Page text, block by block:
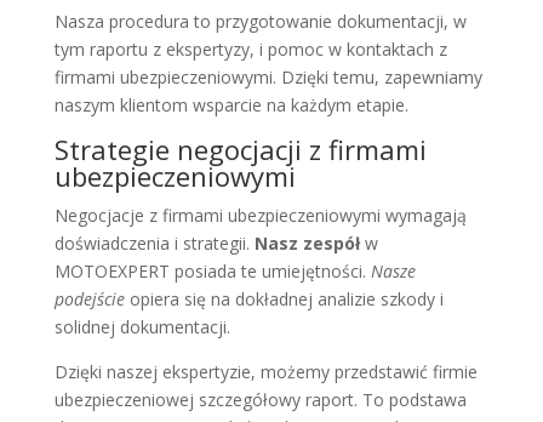
Nasza procedura to przygotowanie dokumentacji, w
tym raportu z ekspertyzy, i pomoc w kontaktach z
firmami ubezpieczeniowymi. Dzięki temu, zapewniamy
naszym klientom wsparcie na każdym etapie.
Strategie negocjacji z firmami
ubezpieczeniowymi
Negocjacje z firmami ubezpieczeniowymi wymagają
doświadczenia i strategii. Nasz zespółw
MOTOEXPERT posiada te umiejętności. Nasze
podejścieopiera się na dokładnej analizie szkody i
solidnej dokumentacji.
Dzięki naszej ekspertyzie, możemy przedstawić firmie
ubezpieczeniowej szczegółowy raport. To podstawa